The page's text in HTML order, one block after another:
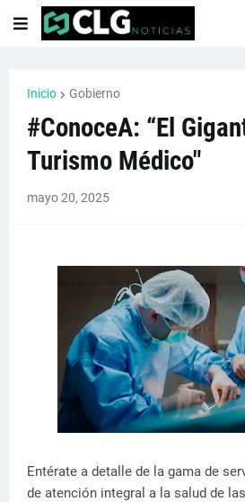
Inicio Gobierno
#ConoceA: “El
Turismo Médico"
mayo 20, 2025
Entérate a detalle de la gama de
de atención integral a la salud de